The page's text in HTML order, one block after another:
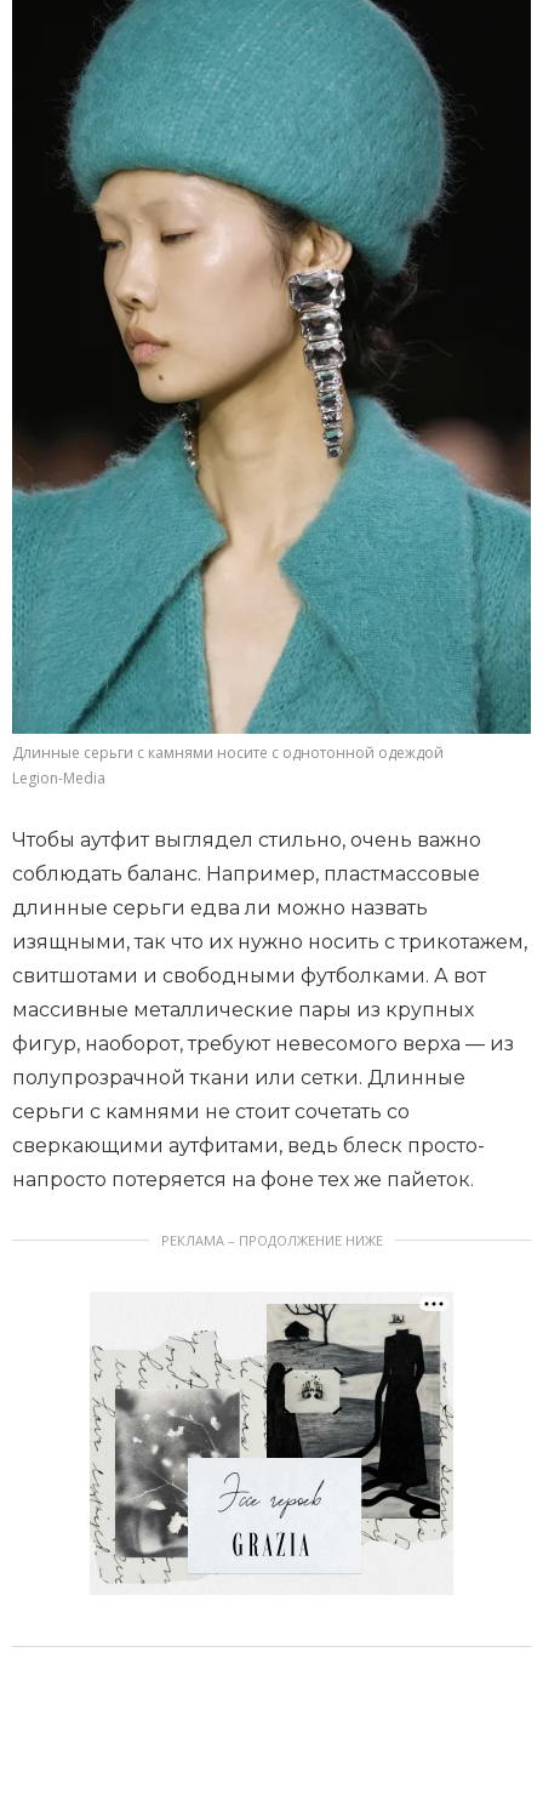
Длинные серьги с камнями носите с однотонной одеждой
Legion-Media
Чтобы аутфит выглядел стильно, очень важно
соблюдать баланс. Например, пластмассовые
длинные серьги едва ли можно назвать
изящными, так что их нужно носить с трикотажем,
свитшотами и свободными футболками. А вот
массивные металлические пары из крупных
фигур, наоборот, требуют невесомого верха — из
полупрозрачной ткани или сетки. Длинные
серьги с камнями не стоит сочетать со
сверкающими аутфитами, ведь блеск просто-
напросто потеряется на фоне тех же пайеток.
РЕКЛАМА – ПРОДОЛЖЕНИЕ НИЖЕ